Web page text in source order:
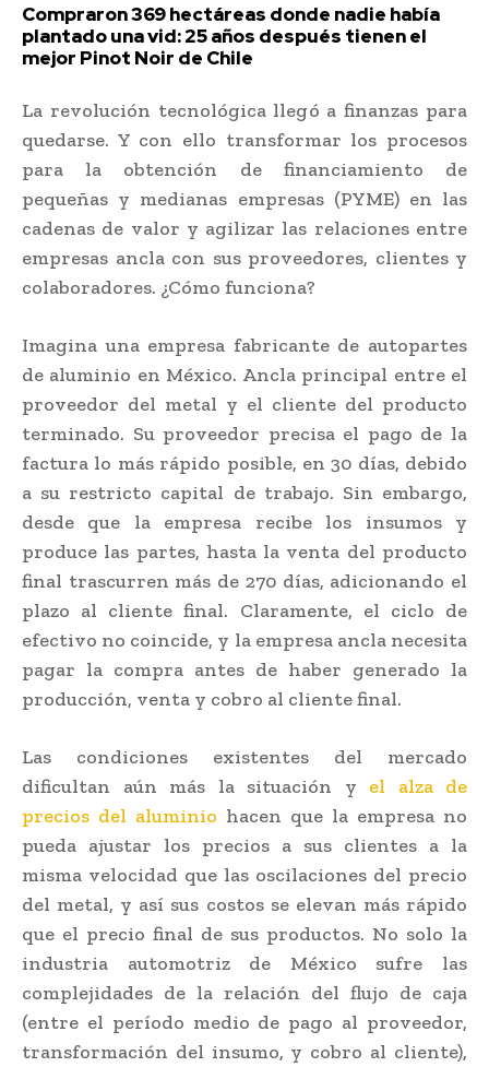
Compraron 369 hectáreas donde nadie había
plantado una vid: 25 años después tienen el
mejor Pinot Noir de Chile
La revolución tecnológica llegó a finanzas para
quedarse. Y con ello transformar los procesos
para la obtención de financiamiento de
pequeñas y medianas empresas (PYME) en las
cadenas de valor y agilizar las relaciones entre
empresas ancla con sus proveedores, clientes y
colaboradores. ¿Cómo funciona?
Imagina una empresa fabricante de autopartes
de aluminio en México. Ancla principal entre el
proveedor del metal y el cliente del producto
terminado. Su proveedor precisa el pago de la
factura lo más rápido posible, en 30 días, debido
a su restricto capital de trabajo. Sin embargo,
desde que la empresa recibe los insumos y
produce las partes, hasta la venta del producto
final trascurren más de 270 días, adicionando el
plazo al cliente final. Claramente, el ciclo de
efectivo no coincide, y la empresa ancla necesita
pagar la compra antes de haber generado la
producción, venta y cobro al cliente final.
Las condiciones existentes del mercado
dificultan aún más la situación y el alza de
precios del aluminio hacen que la empresa no
pueda ajustar los precios a sus clientes a la
misma velocidad que las oscilaciones del precio
del metal, y así sus costos se elevan más rápido
que el precio final de sus productos. No solo la
industria automotriz de México sufre las
complejidades de la relación del flujo de caja
(entre el período medio de pago al proveedor,
transformación del insumo, y cobro al cliente),